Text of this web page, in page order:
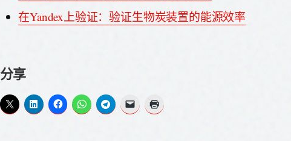
在Yandex上验证：验证生物炭装置的能源效率
分享